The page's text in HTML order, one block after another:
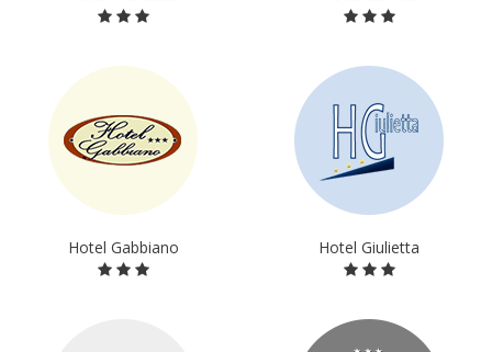
Hotel Gabbiano Hotel Giulietta